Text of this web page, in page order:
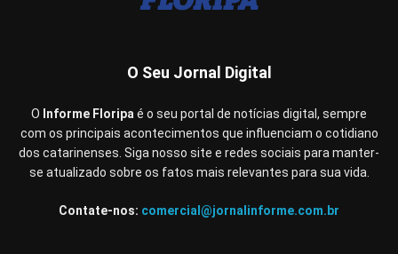
O Seu Jornal Digital
O Informe Floripa é o seu portal de notícias digital, sempre
com os principais acontecimentos que influenciam o cotidiano
dos catarinenses. Siga nosso site e redes sociais para manter-
se atualizado sobre os fatos mais relevantes para sua vida.
Contate-nos: comercial@jornalinforme.com.br